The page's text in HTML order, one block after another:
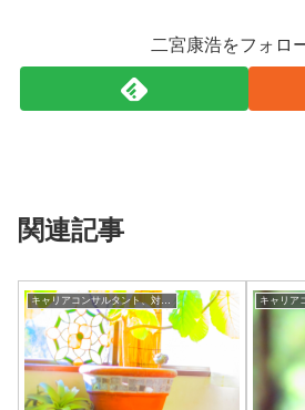
二宮康浩をフォロ
関連記事